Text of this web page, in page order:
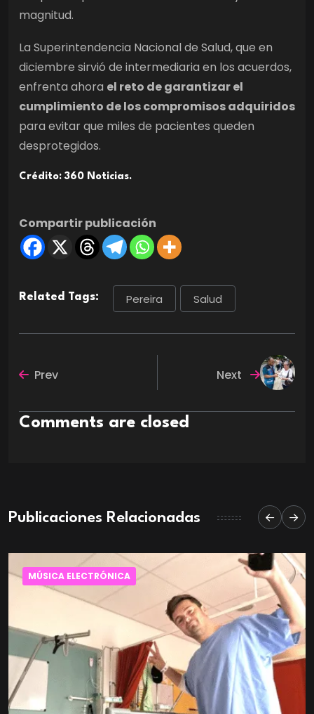
magnitud.
La Superintendencia Nacional de Salud, que en
diciembre sirvió de intermediaria en los acuerdos,
enfrenta ahora el reto de garantizar el
cumplimiento de los compromisos adquiridos
para evitar que miles de pacientes queden
desprotegidos.
Crédito: 360 Noticias.
Compartir publicación
Related Tags: Pereira Salud
Prev Next
Comments are closed
Publicaciones Relacionadas
MÚSICA ELECTRÓNICA